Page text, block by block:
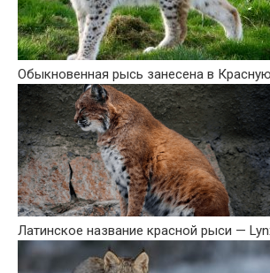
Обыкновенная рысь занесена в
Латинское название красной рыси —